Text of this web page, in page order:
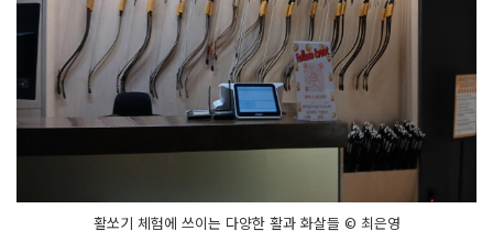
활쏘기 체험에 쓰이는 다양한 활과 화살들 © 최은영